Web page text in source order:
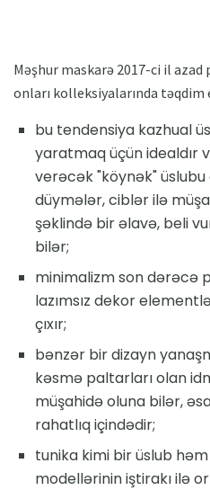
Məşhur maskarə 2017-ci il
onları kolleksiyalarında təqdim
bu tendensiya kazhual
yaratmaq üçün idealdır
verəcək "köynək"
düymələr, ciblər ilə
şəklində bir əlavə, beli
bilər;
minimalizm son dərəcə
lazımsız dekor
çıxır;
bənzər bir dizayn
kəsmə paltarları olan
müşahidə oluna bilər,
rahatlıq içindədir;
tunika kimi bir üslub
modellərinin iştirakı ilə